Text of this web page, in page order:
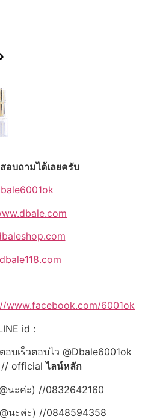
อบถามได้เลยครับ
www.facebook.com/6001ok
id :
บเร็วตอบไว @Dbale6001ok
// officialไลน์หลัก
นะค่ะ) //0832642160
นะค่ะ) //0848594358